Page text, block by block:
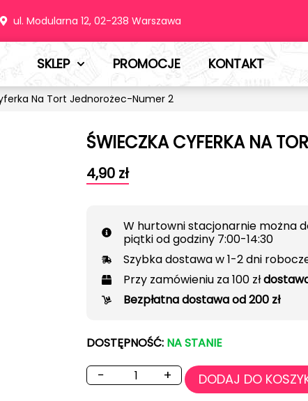
ul. Modularna 12, 02-238 Warszawa
SKLEP PROMOCJE KONTAKT
Na Tort Jednorożec-Numer 2
ŚWIECZKA CYFERKA NA
4,90 zł
W hurtowni stacjonarnie można
piątki od godziny 7:00-14:30
Szybka dostawa w 1-2 dni
Przy zamówieniu za 100 zł
Bezpłatna dostawa od 200 zł
DOSTĘPNOŚĆ: NA STANIE
− + DODAJ DO